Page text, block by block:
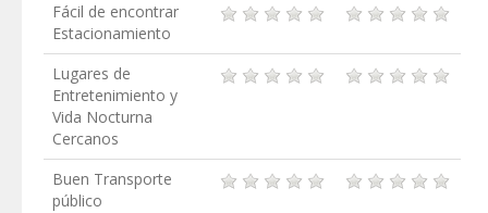
Fácil de encontrar
Estacionamiento
Lugares de
Entretenimiento y
Vida Nocturna
Cercanos
Buen Transporte
público